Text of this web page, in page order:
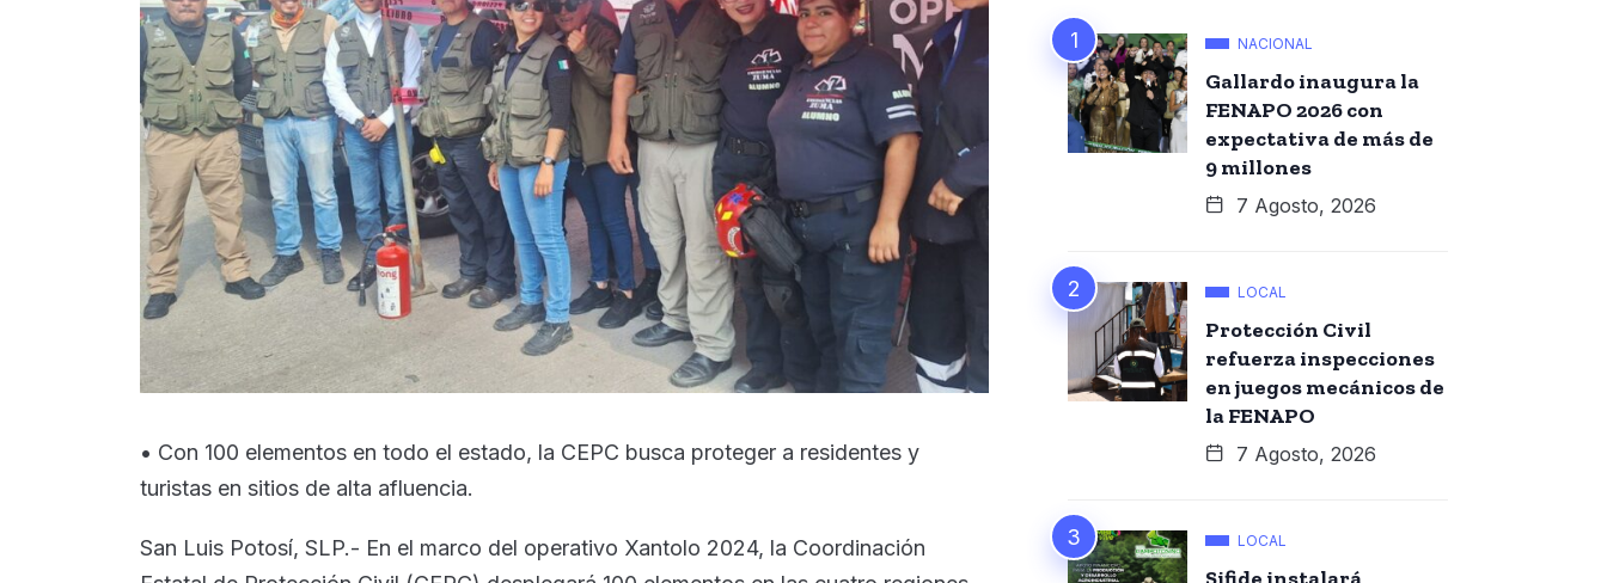
• Con 100 elementos en todo el estado, la CEPC busca proteger a residentes y
turistas en sitios de alta afluencia.
San Luis Potosí, SLP.- En el marco del operativo Xantolo 2024, la Coordinación
NACIONAL
Gallardo inaugura la
FENAPO 2026 con
expectativa de más de
9 millones
7 Agosto, 2026
LOCAL
Protección Civil
refuerza inspecciones
en juegos mecánicos de
la FENAPO
7 Agosto, 2026
LOCAL